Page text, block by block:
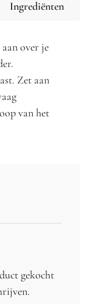
Ingrediënten
over je
Zet aan
van het
gekocht